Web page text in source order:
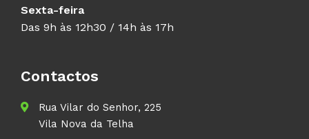
Sexta-feira
Das 9h às 12h30 / 14h às 17h
Contactos
Rua Vilar do Senhor, 225
Vila Nova da Telha